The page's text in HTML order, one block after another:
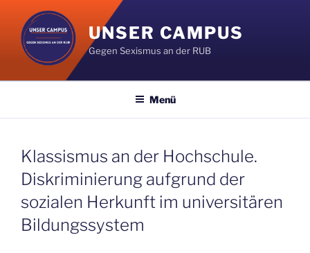
Inhalt
springen
UNSER CAMPUS
Gegen Sexismus an der RUB
Menü
Klassismus an der Hochschule.
Diskriminierung aufgrund der
sozialen Herkunft im universitären
Bildungssystem